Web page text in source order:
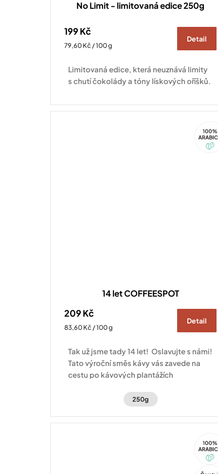
No Limit - limitovaná edice 250g
199 Kč
Měrná
79,60 Kč / 100 g
Detail
Limitovaná edice, která neuznává limity
s chutí čokolády a tóny lískových oříšků.
14 let COFFEESPOT
209 Kč
Měrná
83,60 Kč / 100 g
Detail
Tak už jsme tady 14 let! Oslavujte s námi!
Tato výroční směs kávy vás zavede na
cestu po kávových plantážích
250g
Tip